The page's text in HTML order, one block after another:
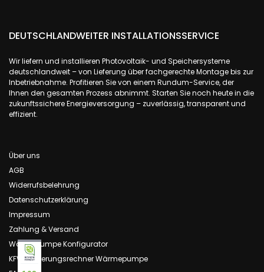
DEUTSCHLANDWEITER INSTALLATIONSSERVICE
Wir liefern und installieren Photovoltaik- und Speichersysteme
deutschlandweit – von Lieferung über fachgerechte Montage bis zur
Inbetriebnahme. Profitieren Sie von einem Rundum-Service, der
Ihnen den gesamten Prozess abnimmt. Starten Sie noch heute in die
zukunftssichere Energieversorgung – zuverlässig, transparent und
effizient.
Über uns
AGB
Widerrufsbelehrung
Datenschutzerklärung
Impressum
Zahlung & Versand
Wärmepumpe Konfigurator
KFW Förderungsrechner Wärmepumpe